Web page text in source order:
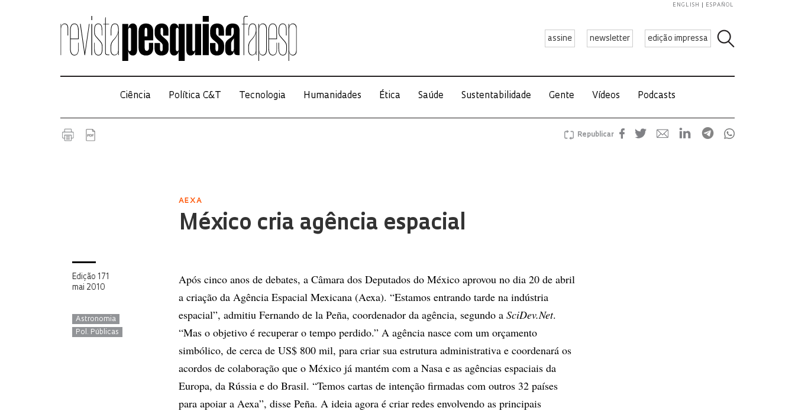
assine newsletter edição impressa
ENGLISH ESPAÑOL
Ciência Política C&T Tecnologia Humanidades Ética Saúde Sustentabilidade Gente Vídeos Podcasts
Republicar
AEXA
México cria agência espacial
Edição 171
mai 2010
Astronomia
Pol. Públicas
Após cinco anos de debates, a Câmara dos Deputados do México aprovou no dia 20 de abril
a criação da Agência Espacial Mexicana (Aexa). “Estamos entrando tarde na indústria
espacial”, admitiu Fernando de la Peña, coordenador da agência, segundo a SciDev.Net.
“Mas o objetivo é recuperar o tempo perdido.” A agência nasce com um orçamento
simbólico, de cerca de US$ 800 mil, para criar sua estrutura administrativa e coordenará os
acordos de colaboração que o México já mantém com a Nasa e as agências espaciais da
Europa, da Rússia e do Brasil. “Temos cartas de intenção firmadas com outros 32 países
para apoiar a Aexa”, disse Peña. A ideia agora é criar redes envolvendo as principais